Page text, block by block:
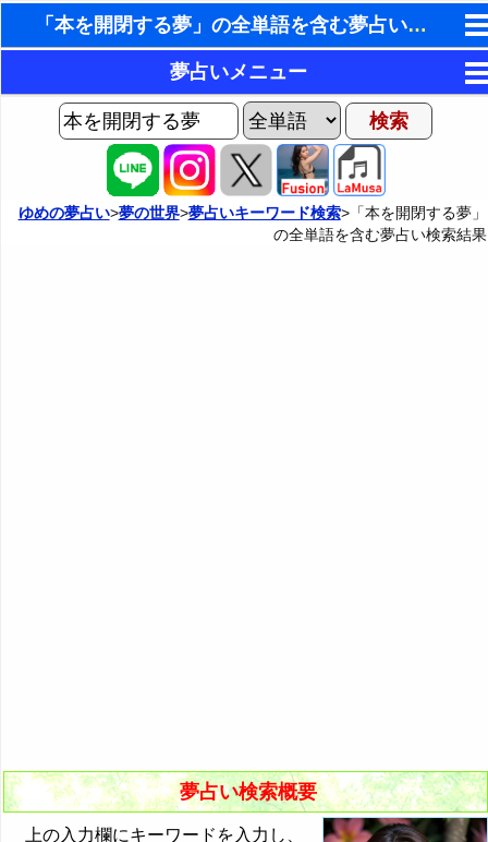
「本を開閉する夢」の全単語を含む夢占い検索結果
東洋・西洋占星術
ホラリー占星術
手相占いで未来診断
タロットカードで無料占い
命名の姓名判断
夢占いメニュー
AIゆめの夢占いチャット
ヨセフの夢占い
夢占い掲示板
ゆめの夢占い>夢の世界>夢占いキーワード検索>「本を開閉する夢」
の全単語を含む夢占い検索結果
夢占い検索概要
上の入力欄にキーワードを入力し、